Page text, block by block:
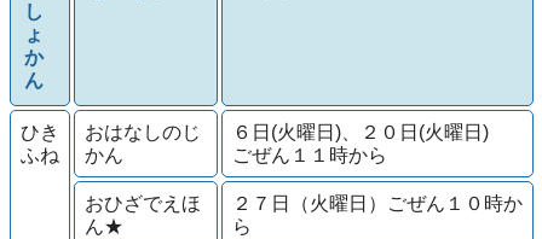
し
ょ
か
ん
ひき
ふね
おはなしのじ
かん
６日(火曜日)、２０日(火曜日)
ごぜん１１時から
おひざでえほ
ん★
２７日（火曜日）ごぜん１０時か
ら